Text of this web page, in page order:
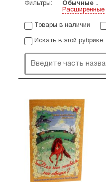
Фильтры:
Обычные
Расширенные
Товары в наличии
Искать в этой рубрике: